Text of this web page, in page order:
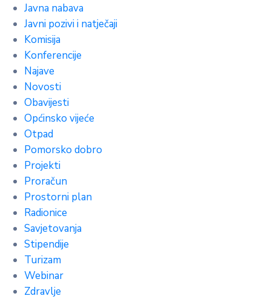
Javna nabava
Javni pozivi i natječaji
Komisija
Konferencije
Najave
Novosti
Obavijesti
Općinsko vijeće
Otpad
Pomorsko dobro
Projekti
Proračun
Prostorni plan
Radionice
Savjetovanja
Stipendije
Turizam
Webinar
Zdravlje